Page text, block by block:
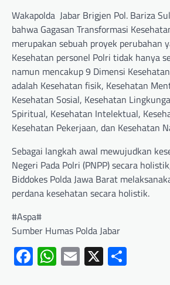
Wakapolda Jabar Brigjen Pol. Bariza
bahwa Gagasan Transformasi
merupakan sebuah proyek perubahan
Kesehatan personel Polri tidak hanya
namun mencakup 9 Dimensi
adalah Kesehatan fisik, Kesehatan
Kesehatan Sosial, Kesehatan
Spiritual, Kesehatan Intelektual,
Kesehatan Pekerjaan, dan Kesehatan
Sebagai langkah awal mewujudkan
Negeri Pada Polri (PNPP) secara
Biddokes Polda Jawa Barat
perdana kesehatan secara holistik.
#Aspa#
Sumber Humas Polda Jabar
Facebook
WhatsApp
Email
X